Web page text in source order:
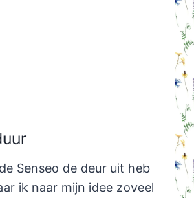
Senseo de deur uit heb
ik naar mijn idee zoveel